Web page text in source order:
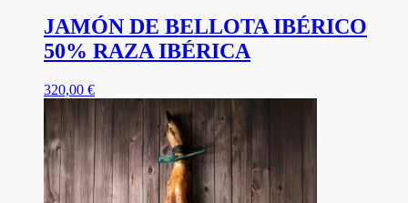
JAMÓN DE BELLOTA IBÉRICO
50% RAZA IBÉRICA
320,00 €